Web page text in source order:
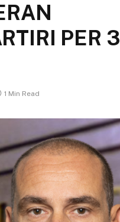
PER 3
1 Min Read